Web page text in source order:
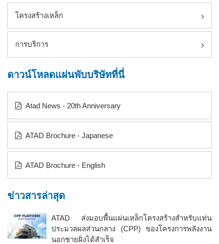
โครงสร้างเหล็ก
การบริการ
ดาวน์โหลดแผ่นพับบริษัทที่นี่
Atad News - 20th Anniversary
ATAD Brochure - Japanese
ATAD Brochure - English
ข่าวสารล่าสุด
ATAD ส่งมอบพื้นแผ่นเหล็กโครงสร้างสำหรับแท่น
ประมวลผลส่วนกลาง (CPP) ของโครงการพลังงาน
นอกชายฝั่งได้สำเร็จ